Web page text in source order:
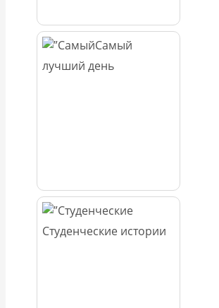
Самый
лучший день
Студенческие истории